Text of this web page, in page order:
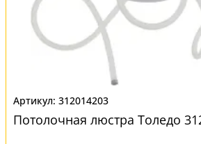
312014203
Потолочная люстра Толедо